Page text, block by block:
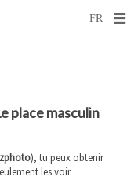
place masculin
), tu peux obtenir
les voir.